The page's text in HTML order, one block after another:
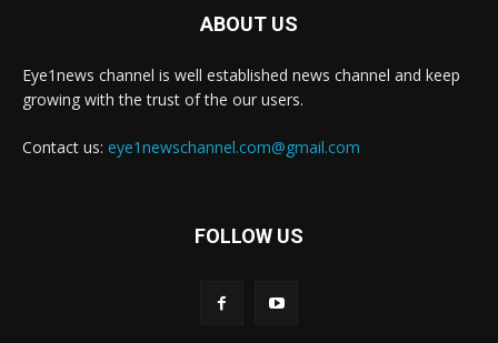
ABOUT US
Eye1news channel is well established news channel and keep
growing with the trust of the our users.
Contact us: eye1newschannel.com@gmail.com
FOLLOW US